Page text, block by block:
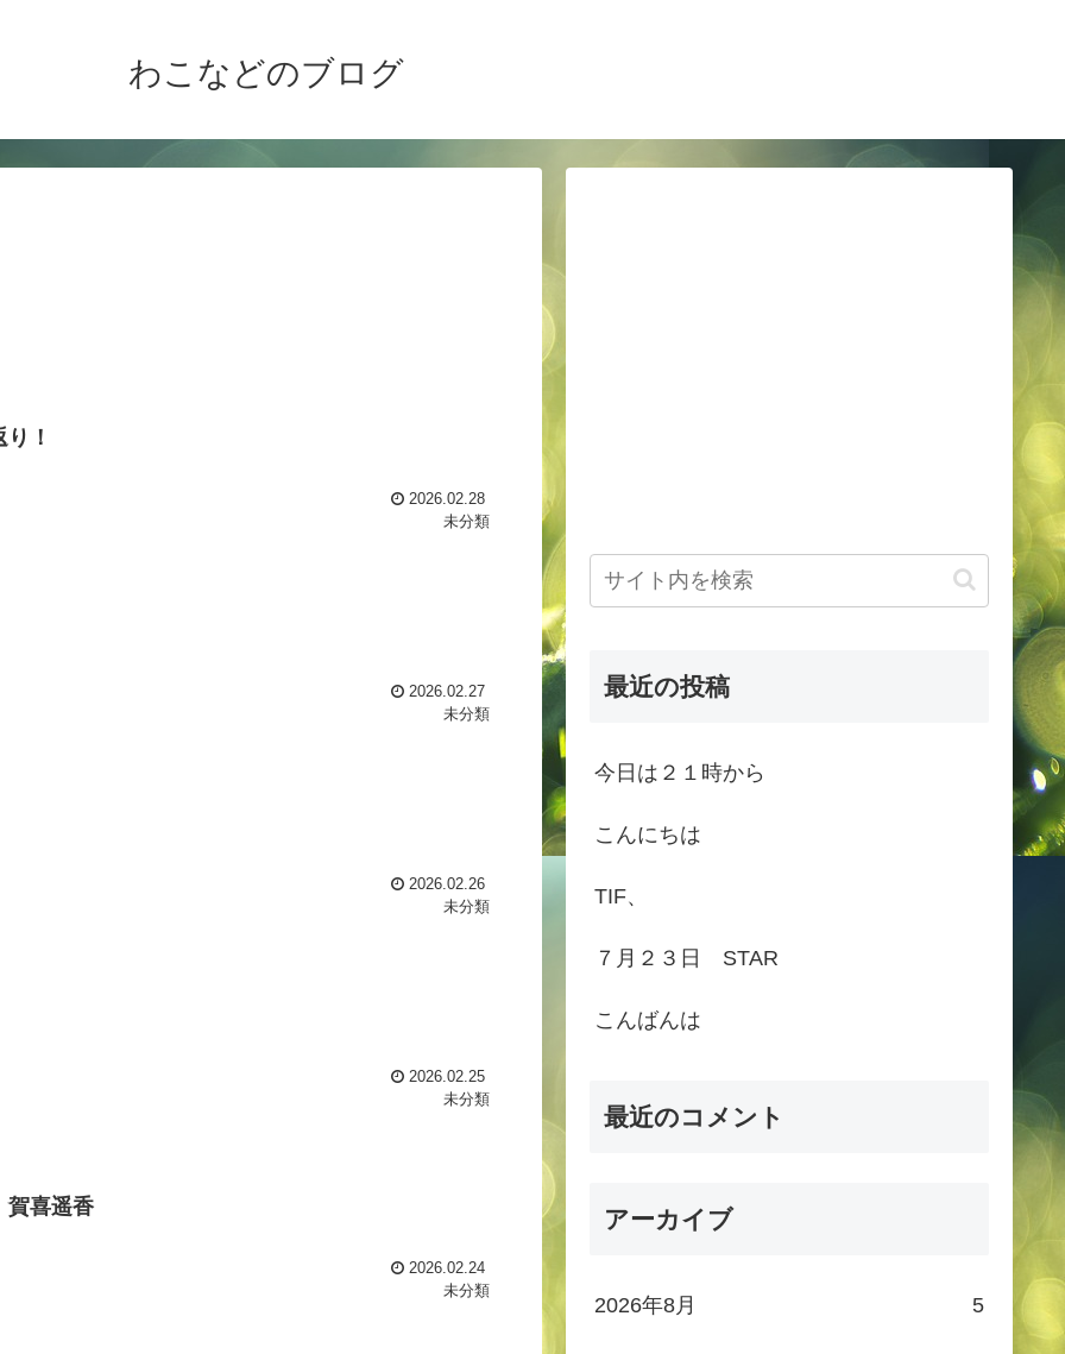
わこなどのブログ
！
2026.02.28
未分類
2026.02.27
未分類
2026.02.26
未分類
2026.02.25
未分類
喜遥香
2026.02.24
未分類
最近の投稿
今日は２１時から
こんにちは
TIF、
７月２３日 STAR
こんばんは
最近のコメント
アーカイブ
2026年8月 5